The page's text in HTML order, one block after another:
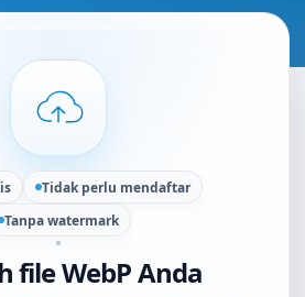
Tidak perlu mendaftar
Tanpa watermark
file WebP Anda